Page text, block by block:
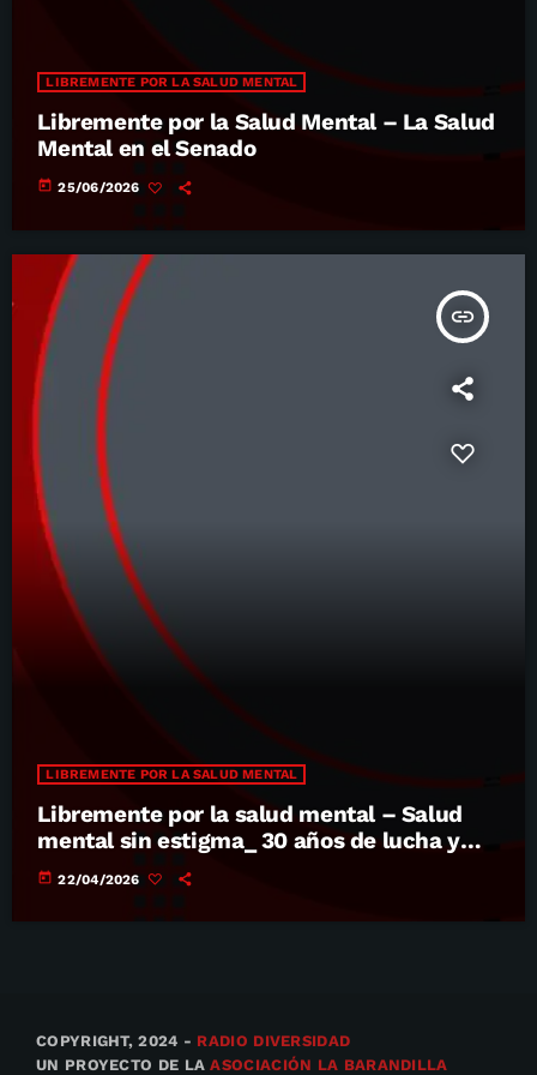
LIBREMENTE POR LA SALUD MENTAL
Libremente por la Salud Mental – La Salud
Mental en el Senado
today 25/06/2026
insert_link
LIBREMENTE POR LA SALUD MENTAL
Libremente por la salud mental – Salud
mental sin estigma_ 30 años de lucha y
radio social
today 22/04/2026
COPYRIGHT, 2024 - RADIO DIVERSIDAD
UN PROYECTO DE LAASOCIACIÓN LA BARANDILLA